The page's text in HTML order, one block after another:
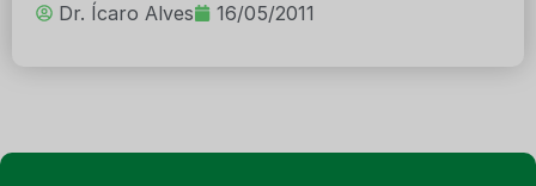
Dr. Ícaro Alves 16/05/2011